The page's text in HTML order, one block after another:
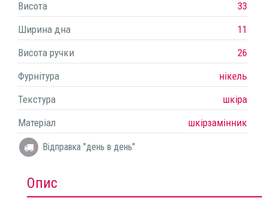
Висота
33
Ширина дна
11
Висота ручки
26
Фурнітура
нікель
Текстура
шкіра
Матеріал
шкірзамінник
Відправка "день в день"
Опис